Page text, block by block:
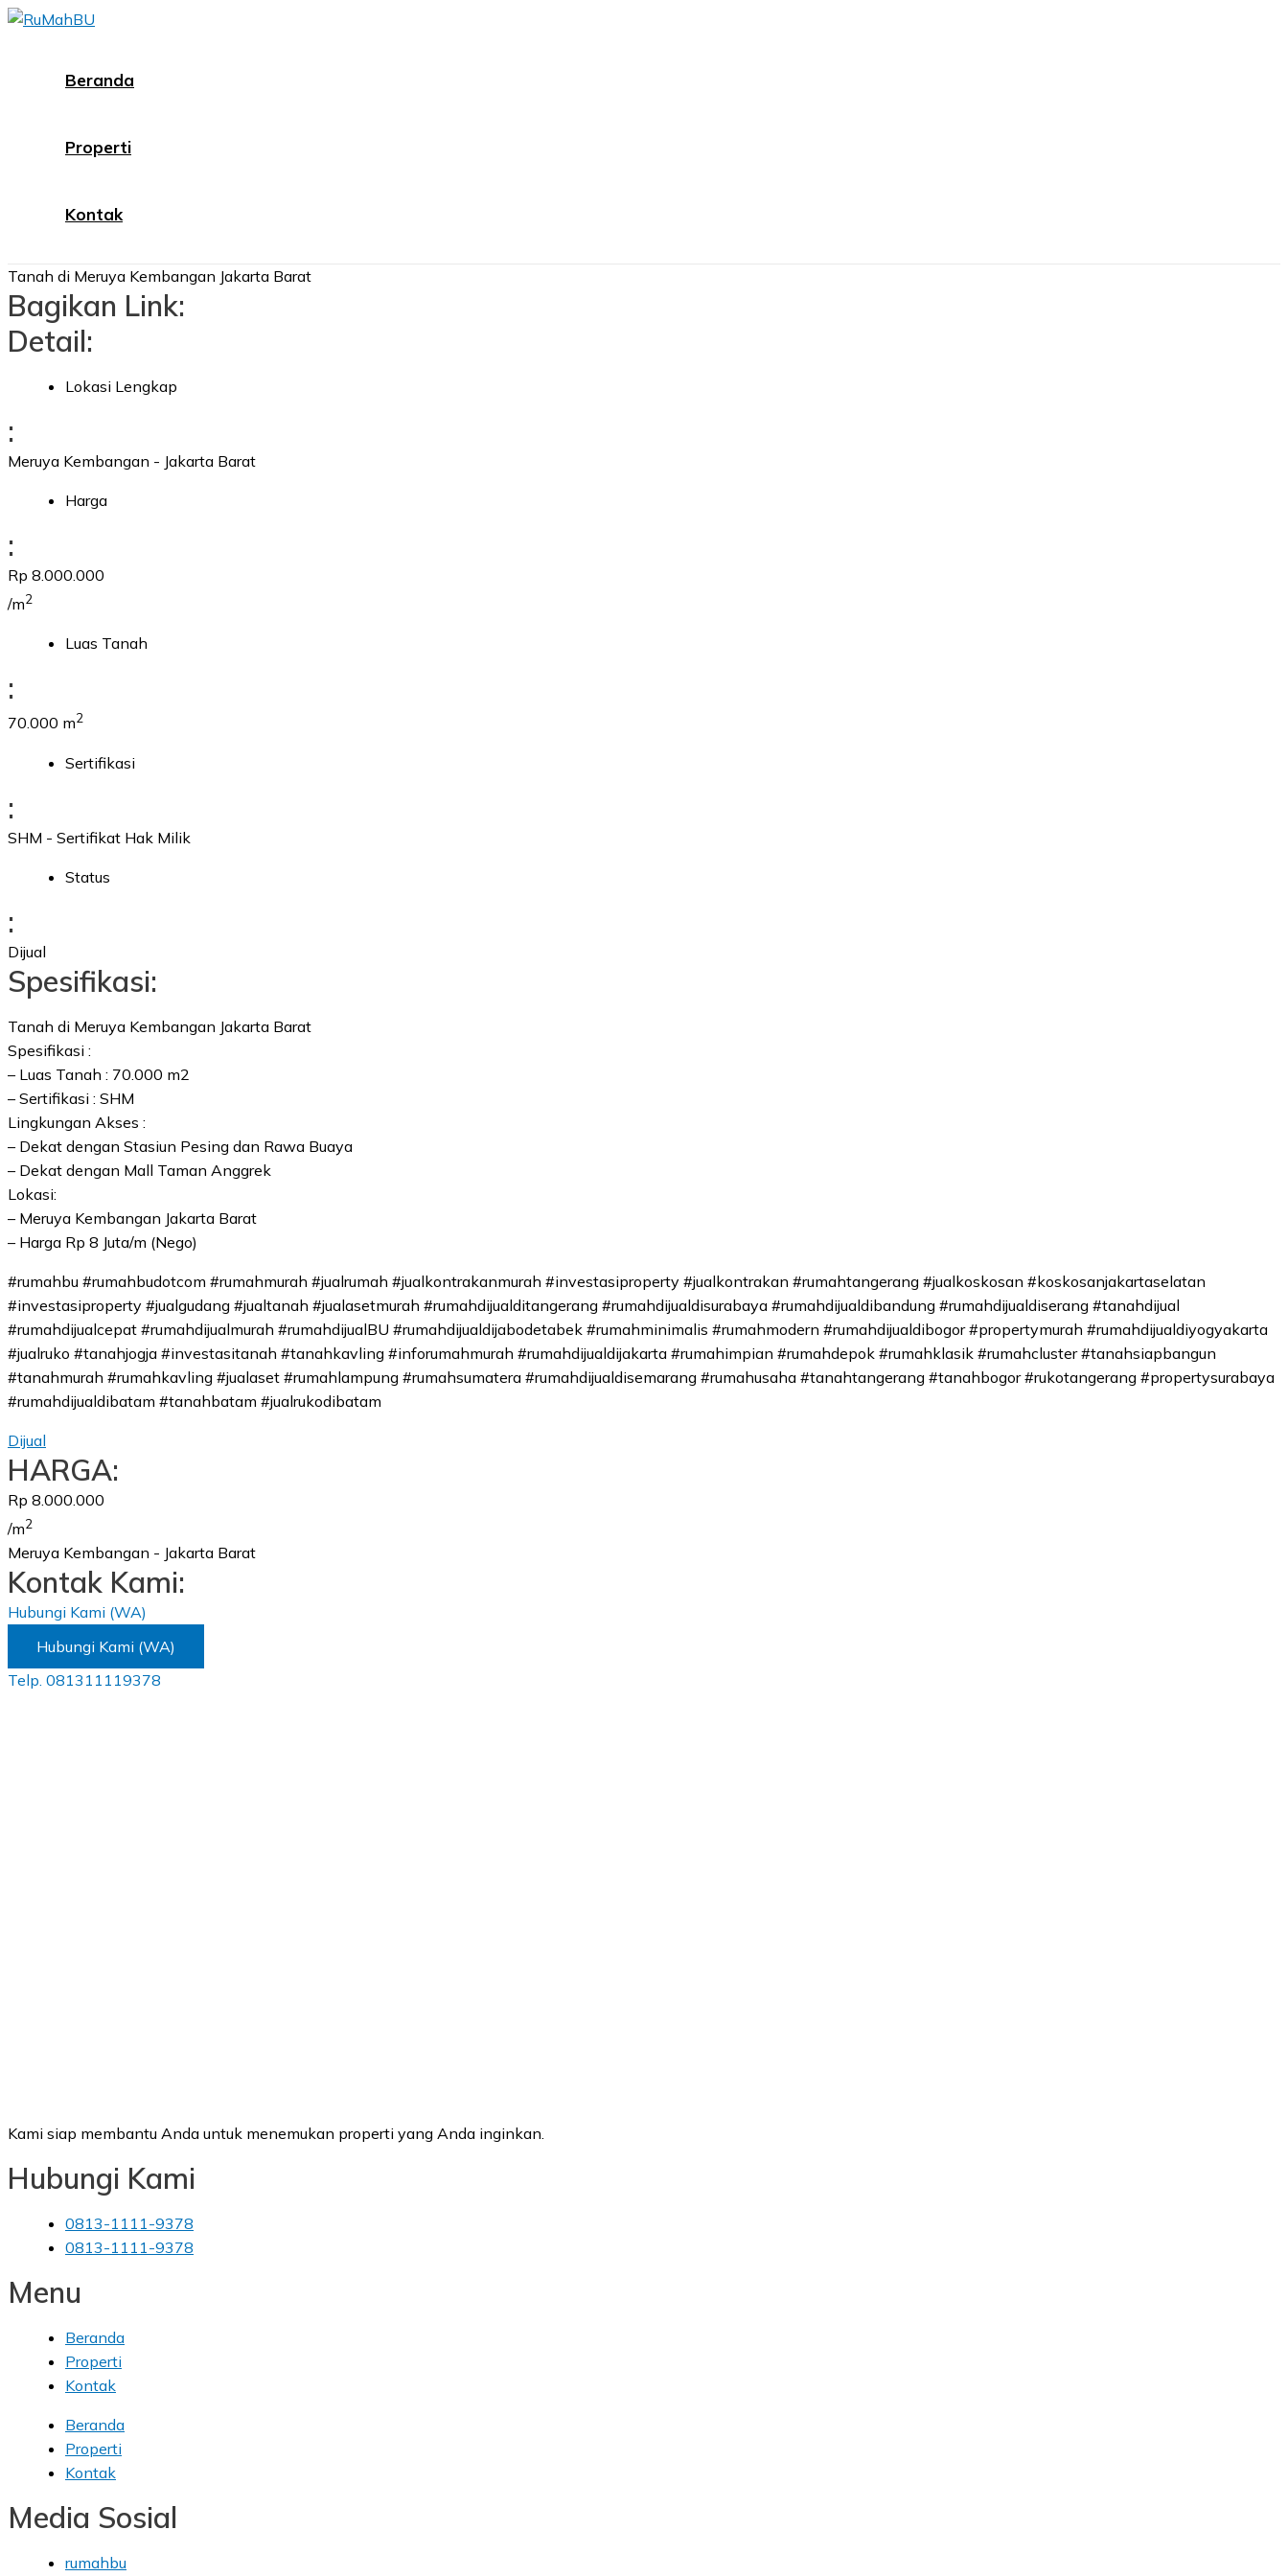
Skip
Beranda
Properti
Kontak
Tanah di Meruya Kembangan Jakarta Barat
Bagikan Link:
Detail:
Lokasi Lengkap
:
Meruya Kembangan - Jakarta Barat
Harga
:
Rp 8.000.000
/m2
Luas Tanah
:
70.000 m2
Sertifikasi
:
SHM - Sertifikat Hak Milik
Status
:
Dijual
Spesifikasi:
Tanah di Meruya Kembangan Jakarta Barat
Spesifikasi :
– Luas Tanah : 70.000 m2
– Sertifikasi : SHM
Lingkungan Akses :
– Dekat dengan Stasiun Pesing dan Rawa Buaya
– Dekat dengan Mall Taman Anggrek
Lokasi:
– Meruya Kembangan Jakarta Barat
– Harga Rp 8 Juta/m (Nego)
#rumahbu #rumahbudotcom #rumahmurah #jualrumah #jualkontrakanmurah #investasiproperty #jualkontrakan #rumahtangerang #jualkoskosan #koskosanjakartaselatan
#investasiproperty #jualgudang #jualtanah #jualasetmurah #rumahdijualditangerang #rumahdijualdisurabaya #rumahdijualdibandung #rumahdijualdiserang #tanahdijual
#rumahdijualcepat #rumahdijualmurah #rumahdijualBU #rumahdijualdijabodetabek #rumahminimalis #rumahmodern #rumahdijualdibogor #propertymurah #rumahdijualdiyogyakarta
#jualruko #tanahjogja #investasitanah #tanahkavling #inforumahmurah #rumahdijualdijakarta #rumahimpian #rumahdepok #rumahklasik #rumahcluster #tanahsiapbangun
#tanahmurah #rumahkavling #jualaset #rumahlampung #rumahsumatera #rumahdijualdisemarang #rumahusaha #tanahtangerang #tanahbogor #rukotangerang #propertysurabaya
#rumahdijualdibatam #tanahbatam #jualrukodibatam
Dijual
HARGA:
Rp 8.000.000
/m2
Meruya Kembangan - Jakarta Barat
Kontak Kami:
Hubungi Kami (WA)
Hubungi Kami (WA)
Telp. 081311119378
Kami siap membantu Anda untuk menemukan properti yang Anda inginkan.
Hubungi Kami
0813-1111-9378
0813-1111-9378
Menu
Beranda
Properti
Kontak
Beranda
Properti
Kontak
Media Sosial
rumahbu